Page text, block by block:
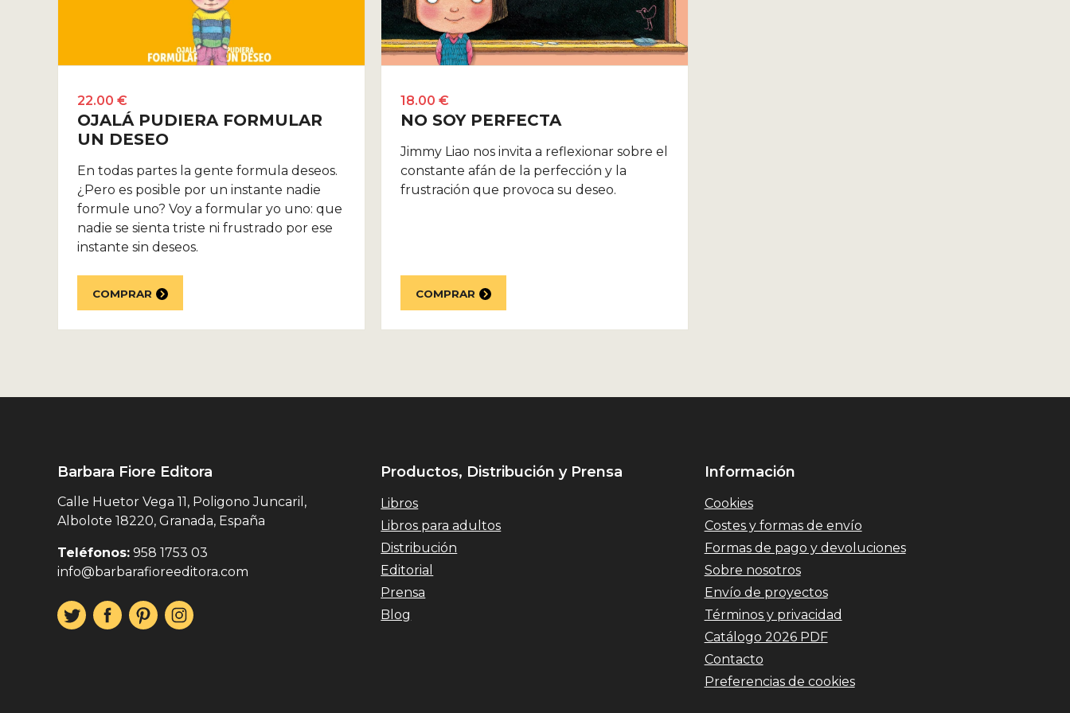
22.00 €
OJALÁ PUDIERA FORMULAR
UN DESEO
En todas partes la gente formula deseos.
¿Pero es posible por un instante nadie
formule uno? Voy a formular yo uno: que
nadie se sienta triste ni frustrado por ese
instante sin deseos.
COMPRAR
18.00 €
NO SOY PERFECTA
Jimmy Liao nos invita a reflexionar sobre el
constante afán de la perfección y la
frustración que provoca su deseo.
COMPRAR
Barbara Fiore Editora
Calle Huetor Vega 11, Poligono Juncaril,
Albolote 18220, Granada, España
Teléfonos: 958 1753 03
info@barbarafioreeditora.com
Productos, Distribución y Prensa
Libros
Libros para adultos
Distribución
Editorial
Prensa
Blog
Información
Cookies
Costes y formas de envío
Formas de pago y devoluciones
Sobre nosotros
Envío de proyectos
Términos y privacidad
Catálogo 2026 PDF
Contacto
Preferencias de cookies